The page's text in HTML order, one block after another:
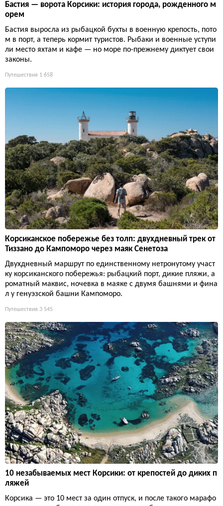
Бастия — ворота Корсики: история города, рожденного м
орем
Бастия выросла из рыбацкой бухты в военную крепость, пото
м в порт, а теперь кормит туристов. Рыбаки и военные уступи
ли место яхтам и кафе — но море по-прежнему диктует свои
законы.
Путешествия 1 658
Корсиканское побережье без толп: двухдневный трек от
Тиззано до Кампоморо через маяк Сенетоза
Двухдневный маршрут по единственному нетронутому участ
ку корсиканского побережья: рыбацкий порт, дикие пляжи, а
роматный маквис, ночевка в маяке с двумя башнями и фина
л у генуэзской башни Кампоморо.
Путешествия 3 545
10 незабываемых мест Корсики: от крепостей до диких п
ляжей
Корсика — это 10 мест за один отпуск, и после такого марафо